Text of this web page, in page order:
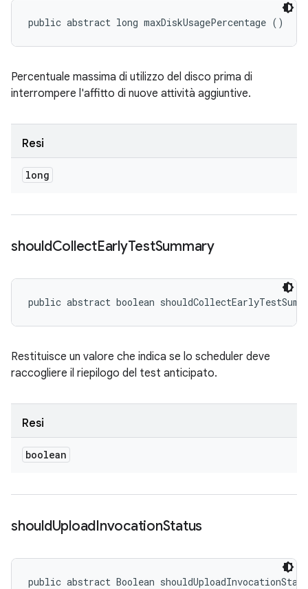
public abstract long maxDiskUsagePercentage ()
Percentuale massima di utilizzo del disco prima di
interrompere l'affitto di nuove attività aggiuntive.
Resi
long
shouldCollectEarlyTestSummary
public abstract boolean
Restituisce un valore che indica se lo scheduler deve
raccogliere il riepilogo del test anticipato.
Resi
boolean
shouldUploadInvocationStatus
public abstract Boolean